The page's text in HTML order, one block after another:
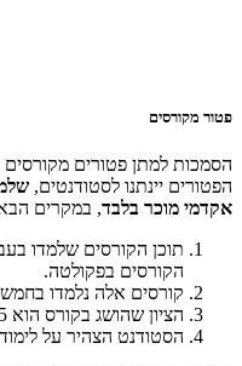
פטור מקורסים
הסמכות למתן פטורים מקורסים
הפטורים יינתנו לסטודנטים,
אקדמי מוכר בלבד, במקרים
תוכן הקורסים שלמדו
הקורסים בפקולטה.
קורסים אלה נלמדו
הציון שהושג בקורס הוא 75 ומעלה.
הסטודנט הצהיר על